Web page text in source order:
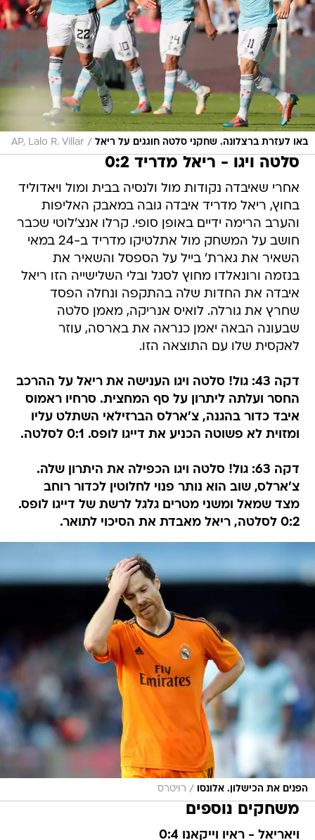
באו לעזרת ברצלונה. שחקני סלטה חוגגים על ריאל /
AP, Lalo R. Villar
סלטה ויגו - ריאל מדריד 0:2
אחרי שאיבדה נקודות מול ולנסיה בבית ומול ויאדוליד
בחוץ, ריאל מדריד איבדה גובה במאבק האליפות
והערב הרימה ידיים באופן סופי. קרלו אנצ'לוטי שכבר
חושב על המשחק מול אתלטיקו מדריד ב-24 במאי
השאיר את גארת' בייל על הספסל והשאיר את
בנזמה ורונאלדו מחוץ לסגל ובלי השלישייה הזו ריאל
איבדה את החדות שלה בהתקפה ונחלה הפסד
שחרץ את גורלה. לואיס אנריקה, מאמן סלטה
שבעונה הבאה יאמן כנראה את בארסה, עוזר
לאקסית שלו עם התוצאה הזו.
דקה 43: גול! סלטה ויגו הענישה את ריאל על ההרכב
החסר ועלתה ליתרון על סף המחצית. סרחיו ראמוס
איבד כדור בהגנה, צ'ארלס הברזילאי השתלט עליו
ומזוית לא פשוטה הכניע את דייגו לופס. 0:1 לסלטה.
דקה 63: גול! סלטה ויגו הכפילה את היתרון שלה.
צ'ארלס, שוב הוא נותר פנוי לחלוטין לכדור רוחב
מצד שמאל ומשני מטרים גלגל לרשת של דייגו לופס.
0:2 לסלטה, ריאל מאבדת את הסיכוי לתואר.
הפנים את הכישלון. אלונסו / רויטרס
משחקים נוספים
ויאריאל - ראיו וייקאנו 0:4